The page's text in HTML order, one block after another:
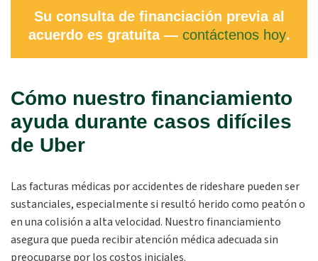
Su consulta de financiación previa al
acuerdo es gratuita — contáctenos hoy.
Cómo nuestro financiamiento
ayuda durante casos difíciles
de Uber
Las facturas médicas por accidentes de rideshare pueden ser
sustanciales, especialmente si resultó herido como peatón o
en una colisión a alta velocidad. Nuestro financiamiento
asegura que pueda recibir atención médica adecuada sin
preocuparse por los costos iniciales.